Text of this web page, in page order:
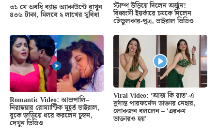
৩১ মে অবধি ব্যাঙ্ক অ্যাকাউন্টে রাখুন
৪৩৬ টাকা, মিলবে ২ লাখের সুবিধা
স্টাম্প উড়িয়ে দিলেন অর্জুন!
বিধ্বংসী ইয়র্কারে চমকে দিলেন
টেন্ডুলকার-পুত্র, ভাইরাল ভিডিও
Romantic Video: আম্রপালি–
নিরাহুয়ার রোম্যান্টিক মুহূর্ত ভাইরাল,
বুকে জড়িয়ে ধরে করলেন চুম্বন,
দেখুন ভিডিও
Viral Video: ‘আজ কি রাত’-এ
দুর্দান্ত পারফর্মেন্স ডাক্তার নেহার,
লোকজন বললেন – ‘এরকম
ডাক্তারও হয়’